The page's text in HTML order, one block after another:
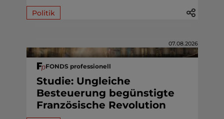
Politik
07.08.2026
FONDS professionell
Studie: Ungleiche
Besteuerung begünstigte
Französische Revolution